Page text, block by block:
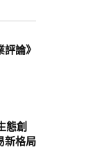
論》
態創
新格局